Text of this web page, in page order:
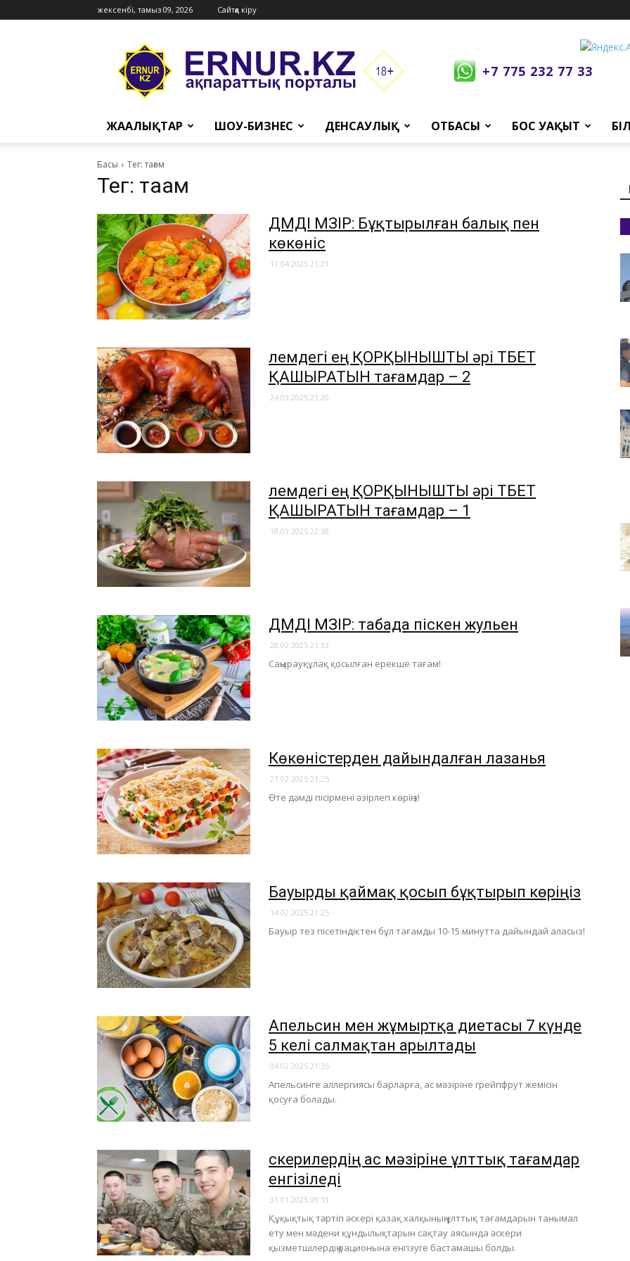
жексенбі, тамыз 09, 2026 Сайтқа кіру
Ernur
Press
+7 775 232 77 33
ЖАҢАЛЫҚТАР ШОУ-БИЗНЕС ДЕНСАУЛЫҚ ОТБАСЫ БОС УАҚЫТ
Басы Тег: тағам
Тег: тағам
ДӘМДІ МӘЗІР: Бұқтырылған балық пен
көкөніс
11.04.2025 21:21
Әлемдегі ең ҚОРҚЫНЫШТЫ әрі ТӘБЕТ
ҚАШЫРАТЫН тағамдар – 2
24.03.2025 21:20
​Әлемдегі ең ҚОРҚЫНЫШТЫ әрі ТӘБЕТ
ҚАШЫРАТЫН тағамдар – 1
18.03.2025 22:38
ДӘМДІ МӘЗІР: табада піскен жульен
28.02.2025 21:33
Саңырауқұлақ қосылған ерекше тағам!
​Көкөністерден дайындалған лазанья
21.02.2025 21:25
Өте дәмді пісірмені әзірлеп көріңіз!
Бауырды қаймақ қосып бұқтырып көріңіз
14.02.2025 21:25
Бауыр тез пісетіндіктен бұл тағамды 10-15 минутта дайындай аласыз!
​Апельсин мен жұмыртқа диетасы 7 күнде
5 келі салмақтан арылтады
04.02.2025 21:35
Апельсинге аллергиясы барларға, ас мәзіріне грейпфрут жемісін
қосуға болады.
Әскерилердің ас мәзіріне ұлттық тағамдар
енгізіледі
31.01.2025 09:51
Құқықтық тәртіп әскері қазақ халқының ұлттық тағамдарын танымал
ету мен мәдени құндылықтарын сақтау аясында әскери
қызметшілердің рационына енгізуге бастамашы болды.